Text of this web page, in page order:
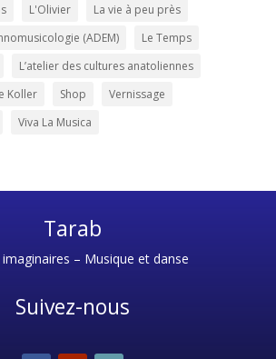
L'Olivier
La vie à peu près
(ADEM)
Le Temps
L’atelier des cultures anatoliennes
Koller Shop
Vernissage
Viva La Musica
Tarab
– Musique et danse
Suivez-nous